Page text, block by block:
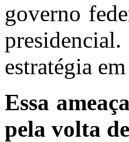
governo
estratégia
Essa
pela volta